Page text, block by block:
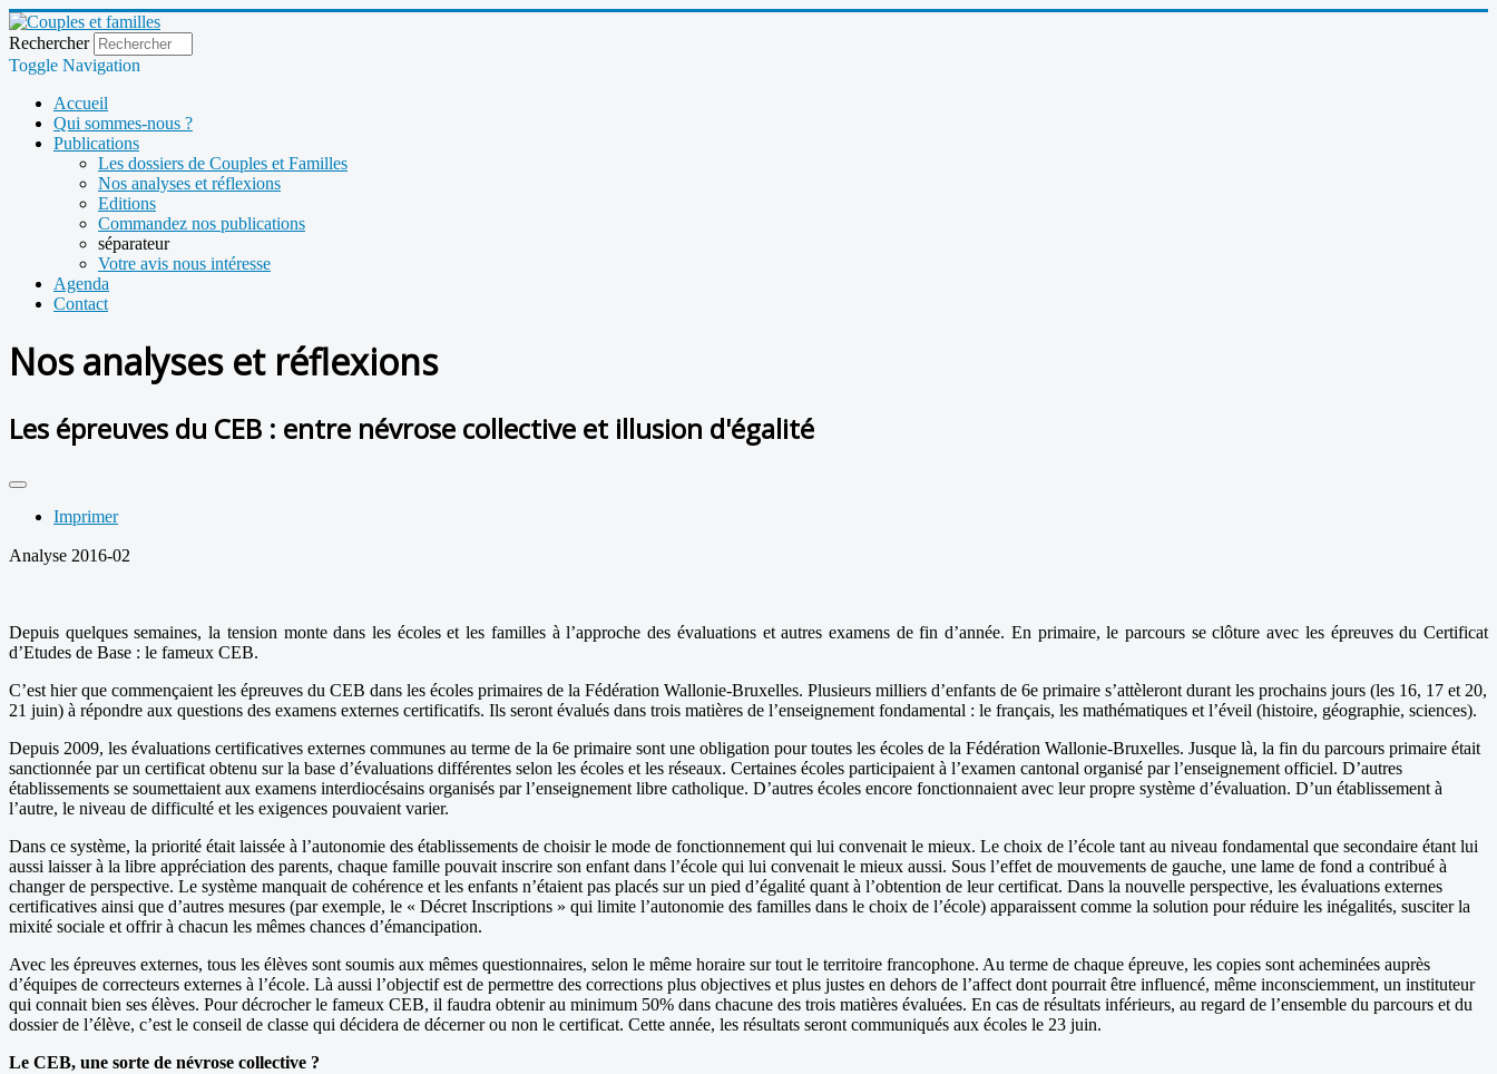
Rechercher
Toggle Navigation
Accueil
Qui sommes-nous ?
Publications
Les dossiers de Couples et Familles
Nos analyses et réflexions
Editions
Commandez nos publications
séparateur
Votre avis nous intéresse
Agenda
Contact
Nos analyses et réflexions
Les épreuves du CEB : entre névrose collective et illusion d'égalité
Imprimer
Analyse 2016-02
Depuis quelques semaines, la tension monte dans les écoles et les familles à l’approche des évaluations et autres examens de fin d’année. En primaire, le parcours se clôture avec les épreuves du Certificat
d’Etudes de Base : le fameux CEB.
C’est hier que commençaient les épreuves du CEB dans les écoles primaires de la Fédération Wallonie-Bruxelles. Plusieurs milliers d’enfants de 6e primaire s’attèleront durant les prochains jours (les 16, 17 et 20,
21 juin) à répondre aux questions des examens externes certificatifs. Ils seront évalués dans trois matières de l’enseignement fondamental : le français, les mathématiques et l’éveil (histoire, géographie, sciences).
Depuis 2009, les évaluations certificatives externes communes au terme de la 6e primaire sont une obligation pour toutes les écoles de la Fédération Wallonie-Bruxelles. Jusque là, la fin du parcours primaire était
sanctionnée par un certificat obtenu sur la base d’évaluations différentes selon les écoles et les réseaux. Certaines écoles participaient à l’examen cantonal organisé par l’enseignement officiel. D’autres
établissements se soumettaient aux examens interdiocésains organisés par l’enseignement libre catholique. D’autres écoles encore fonctionnaient avec leur propre système d’évaluation. D’un établissement à
l’autre, le niveau de difficulté et les exigences pouvaient varier.
Dans ce système, la priorité était laissée à l’autonomie des établissements de choisir le mode de fonctionnement qui lui convenait le mieux. Le choix de l’école tant au niveau fondamental que secondaire étant lui
aussi laisser à la libre appréciation des parents, chaque famille pouvait inscrire son enfant dans l’école qui lui convenait le mieux aussi. Sous l’effet de mouvements de gauche, une lame de fond a contribué à
changer de perspective. Le système manquait de cohérence et les enfants n’étaient pas placés sur un pied d’égalité quant à l’obtention de leur certificat. Dans la nouvelle perspective, les évaluations externes
certificatives ainsi que d’autres mesures (par exemple, le « Décret Inscriptions » qui limite l’autonomie des familles dans le choix de l’école) apparaissent comme la solution pour réduire les inégalités, susciter la
mixité sociale et offrir à chacun les mêmes chances d’émancipation.
Avec les épreuves externes, tous les élèves sont soumis aux mêmes questionnaires, selon le même horaire sur tout le territoire francophone. Au terme de chaque épreuve, les copies sont acheminées auprès
d’équipes de correcteurs externes à l’école. Là aussi l’objectif est de permettre des corrections plus objectives et plus justes en dehors de l’affect dont pourrait être influencé, même inconsciemment, un instituteur
qui connait bien ses élèves. Pour décrocher le fameux CEB, il faudra obtenir au minimum 50% dans chacune des trois matières évaluées. En cas de résultats inférieurs, au regard de l’ensemble du parcours et du
dossier de l’élève, c’est le conseil de classe qui décidera de décerner ou non le certificat. Cette année, les résultats seront communiqués aux écoles le 23 juin.
Le CEB, une sorte de névrose collective ?